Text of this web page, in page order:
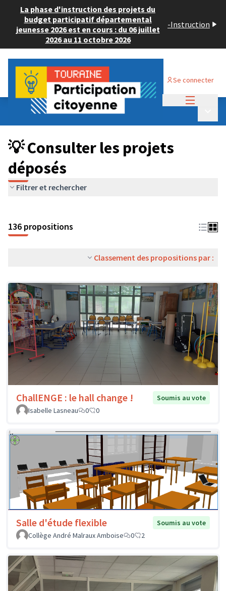
La phase d'instruction des projets du
budget participatif départemental
jeunesse 2026 est en cours : du 06 juillet
2026 au 11 octobre 2026
-Instruction
Se connecter
Budget Participatif JEUNESSE 2024
💡 Consulter les projets déposés
💡 Consulter les projets
déposés
Filtrer et rechercher
136 propositions
Classement des propositions par :
ChallENGE : le hall change !
Soumis au vote
Isabelle Lasneau
0 0
Salle d'étude flexible
Soumis au vote
Collège André Malraux Amboise
0 2